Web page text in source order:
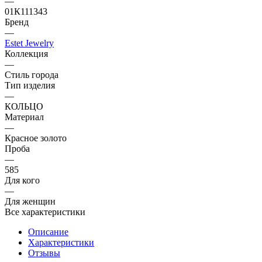
01К111343
Бренд
—
Estet Jewelry
Коллекция
—
Стиль города
Тип изделия
—
КОЛЬЦО
Материал
—
Красное золото
Проба
—
585
Для кого
—
Для женщин
Все характеристики
Описание
Характеристики
Отзывы